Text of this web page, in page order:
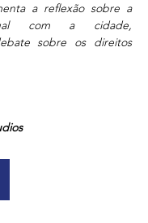
a reflexão sobre a
com a cidade,
sobre os direitos